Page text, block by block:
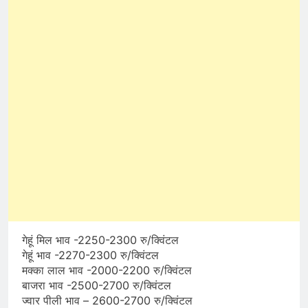
गेहूं मिल भाव -2250-2300 रु/क्विंटल
गेहूं भाव -2270-2300 रु/क्विंटल
मक्का लाल भाव -2000-2200 रु/क्विंटल
बाजरा भाव -2500-2700 रु/क्विंटल
ज्वार पीली भाव – 2600-2700 रु/क्विंटल